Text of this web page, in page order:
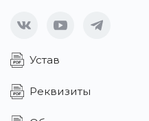
Устав
Реквизиты